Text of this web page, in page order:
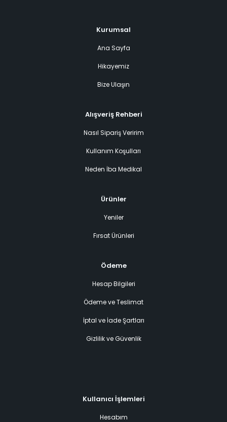
Kurumsal
Ana Sayfa
Hikayemiz
Bize Ulaşın
Alışveriş Rehberi
Nasıl Sipariş Veririm
Kullanım Koşulları
Neden İba Medikal
Ürünler
Yeniler
Fırsat Ürünleri
Ödeme
Hesap Bilgileri
Ödeme ve Teslimat
İptal ve İade Şartları
Gizlilik ve Güvenlik
Kullanıcı İşlemleri
Hesabım